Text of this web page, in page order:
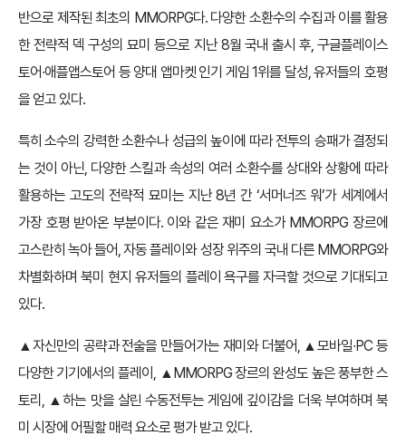
반으로 제작된 최초의 MMORPG다. 다양한 소환수의 수집과 이를 활용
한 전략적 덱 구성의 묘미 등으로 지난 8월 국내 출시 후, 구글플레이스
토어∙애플앱스토어 등 양대 앱마켓 인기 게임 1위를 달성, 유저들의 호평
을 얻고 있다.
특히 소수의 강력한 소환수나 성급의 높이에 따라 전투의 승패가 결정되
는 것이 아닌, 다양한 스킬과 속성의 여러 소환수를 상대와 상황에 따라
활용하는 고도의 전략적 묘미는 지난 8년 간 ‘서머너즈 워’가 세계에서
가장 호평 받아온 부분이다. 이와 같은 재미 요소가 MMORPG 장르에
고스란히 녹아 들어, 자동 플레이와 성장 위주의 국내 다른 MMORPG와
차별화하며 북미 현지 유저들의 플레이 욕구를 자극할 것으로 기대되고
있다.
▲자신만의 공략과 전술을 만들어가는 재미와 더불어, ▲모바일∙PC 등
다양한 기기에서의 플레이, ▲MMORPG 장르의 완성도 높은 풍부한 스
토리, ▲하는 맛을 살린 수동전투는 게임에 깊이감을 더욱 부여하며 북
미 시장에 어필할 매력 요소로 평가 받고 있다.